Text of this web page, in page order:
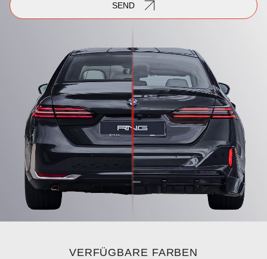
SEND
VERFÜGBARE FARBEN